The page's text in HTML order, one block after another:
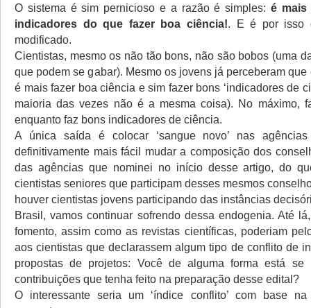
O sistema é sim pernicioso e a razão é simples: é mais
indicadores do que fazer boa ciência!. E é por isso
modificado.
Cientistas, mesmo os não tão bons, não são bobos (uma
que podem se gabar). Mesmo os jovens já perceberam que
é mais fazer boa ciência e sim fazer bons ‘indicadores de
maioria das vezes não é a mesma coisa). No máximo,
enquanto faz bons indicadores de ciência.
A única saída é colocar ‘sangue novo’ nas
definitivamente mais fácil mudar a composição dos
das agências que nominei no início desse artigo, do
cientistas seniores que participam desses mesmos
houver cientistas jovens participando das instâncias
Brasil, vamos continuar sofrendo dessa endogenia. Até
fomento, assim como as revistas científicas, poderiam
aos cientistas que declarassem algum tipo de conflito de
propostas de projetos: Você de alguma forma está se
contribuições que tenha feito na preparação desse edital?
O interessante seria um ‘índice conflito’ com base